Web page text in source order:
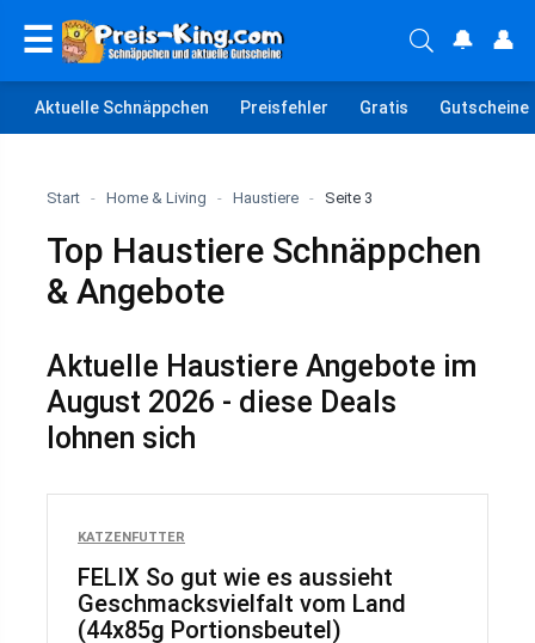
☰ 🔔 👤
Aktuelle Schnäppchen Preisfehler Gratis Gutscheine
Start - Home & Living - Haustiere - Seite 3
Top Haustiere Schnäppchen
& Angebote
Aktuelle Haustiere Angebote im
August 2026 - diese Deals
lohnen sich
KATZENFUTTER
FELIX So gut wie es aussieht
Geschmacksvielfalt vom Land
(44x85g Portionsbeutel)